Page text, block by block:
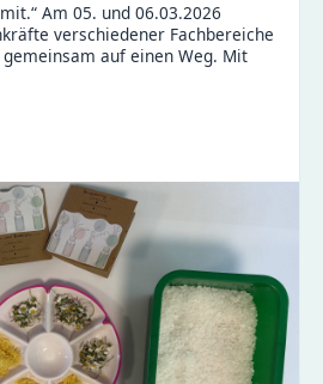
Am 05. und 06.03.2026
verschiedener Fachbereiche
gemeinsam auf einen Weg. Mit